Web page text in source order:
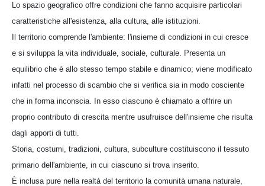
Lo spazio geografico offre condizioni che fanno acquisire particolari
caratteristiche all'esistenza, alla cultura, alle istituzioni.
Il territorio comprende l'ambiente: l'insieme di condizioni in cui cresce
e si sviluppa la vita individuale, sociale, culturale. Presenta un
equilibrio che è allo stesso tempo stabile e dinamico; viene modificato
infatti nel processo di scambio che si verifica sia in modo cosciente
che in forma inconscia. In esso ciascuno è chiamato a offrire un
proprio contributo di crescita mentre usufruisce dell'insieme che risulta
dagli apporti di tutti.
Storia, costumi, tradizioni, cultura, subculture costituiscono il tessuto
primario dell'ambiente, in cui ciascuno si trova inserito.
È inclusa pure nella realtà del territorio la comunità umana naturale,